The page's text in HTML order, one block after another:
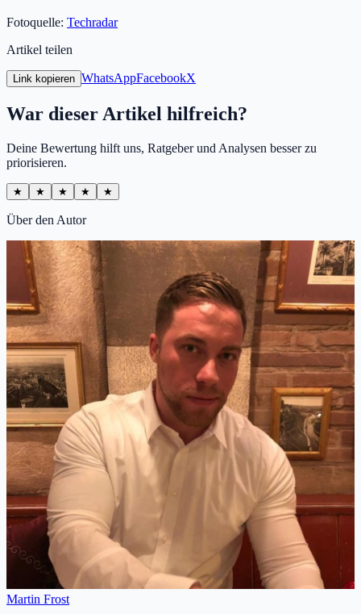
Fotoquelle: Techradar
Artikel teilen
Link kopieren WhatsAppFacebookX
War dieser Artikel hilfreich?
Deine Bewertung hilft uns, Ratgeber und Analysen besser zu
priorisieren.
★ ★ ★ ★ ★
Über den Autor
Martin Frost